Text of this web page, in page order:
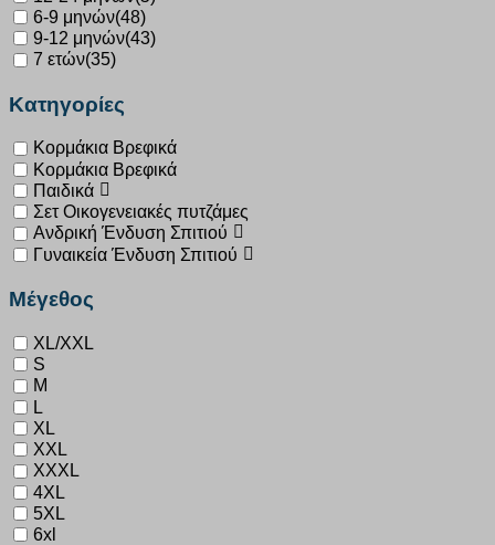
6-9 μηνών(48)
9-12 μηνών(43)
7 ετών(35)
Κατηγορίες
Κορμάκια Βρεφικά
Κορμάκια Βρεφικά
Παιδικά
Σετ Οικογενειακές πυτζάμες
Ανδρική Ένδυση Σπιτιού
Γυναικεία Ένδυση Σπιτιού
Μέγεθος
XL/XXL
S
M
L
XL
XXL
XXXL
4XL
5XL
6xl